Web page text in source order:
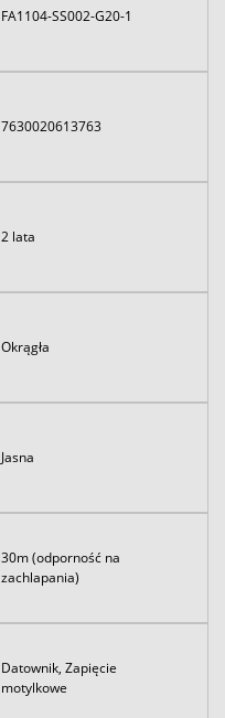
FA1104-SS002-G20-1
7630020613763
2 lata
Okrągła
Jasna
30m (odporność na
zachlapania)
Datownik, Zapięcie
motylkowe